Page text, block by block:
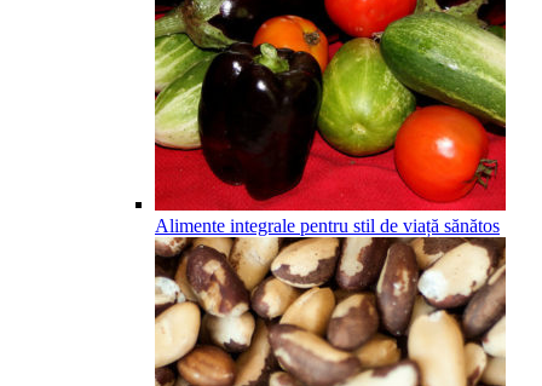
Alimente integrale pentru stil de viață sănătos